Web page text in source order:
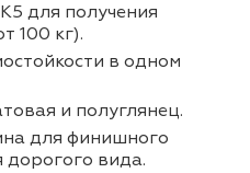
для получения
100 кг).
в одном
и полуглянец.
для финишного
вида.